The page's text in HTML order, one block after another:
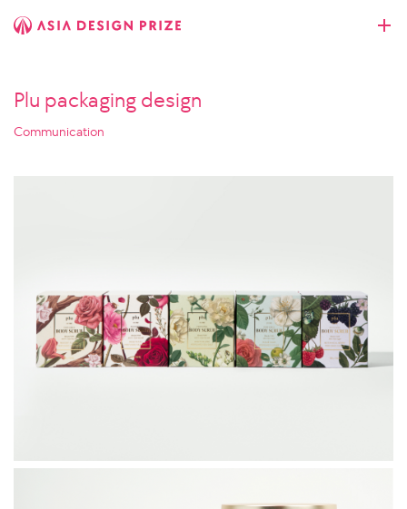
Plu packaging design
Communication